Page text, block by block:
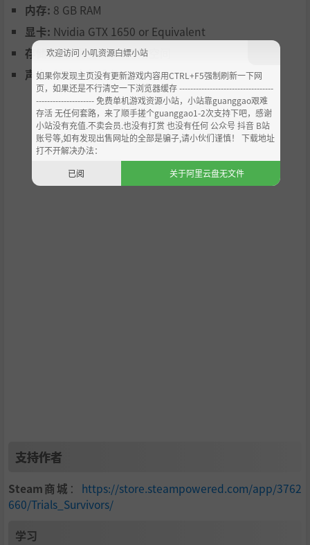
极致。结果就是——
完全自由的构筑，以及对画面清晰度的彻底无视。
我们热爱怪物密度 。这款游戏从零开始打造，旨在承载屏幕
上荒谬数量的敌人与弹幕。
我们的梦想？让你在不到30分钟的生存时间里，打造出
顶级砍杀游戏的超强构筑。而我们真的相信，这一目标触手
可及。
内存: 8 GB RAM
显卡: Nvidia GTX 1650 or Equivalent
存储空间:需要 2 GB 可用空间
声卡:基本音频设备
支持作者
Steam商城 ： https://store.steampowered.com/app/3762
660/Trials_Survivors/
学习
欢迎访问 小叽资源白嫖小站
如果你发现主页没有更新游戏内容用CTRL+F5强制刷新一下网
页，如果还是不行清空一下浏览器缓存 ----------------------------------
--------------------- 免费单机游戏资源小站，小站靠guanggao艰难
存活 无任何套路，来了顺手搓个guanggao1-2次支持下吧，感谢
小站没有充值.不卖会员.也没有打赏 也没有任何 公众号 抖音 B站
账号等,如有发现出售网址的全部是骗子,请小伙们谨慎！ 下载地址
打不开解决办法：
已阅
关于阿里云盘无文件